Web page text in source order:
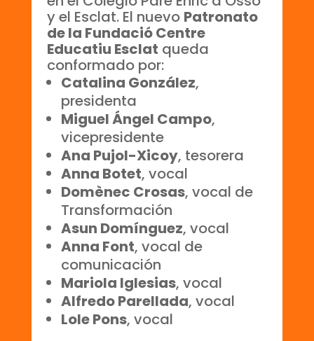
y el Esclat. El nuevo Patronato
de la Fundació Centre
Educatiu Esclat queda
conformado por:
Catalina González,
presidenta
Miguel Ángel Campo,
vicepresidente
Ana Pujol-Xicoy, tesorera
Anna Botet, vocal
Domènec Crosas, vocal de
Transformación
Asun Domínguez, vocal
Anna Font, vocal de
comunicación
Mariola Iglesias, vocal
Alfredo Parellada, vocal
Lole Pons, vocal